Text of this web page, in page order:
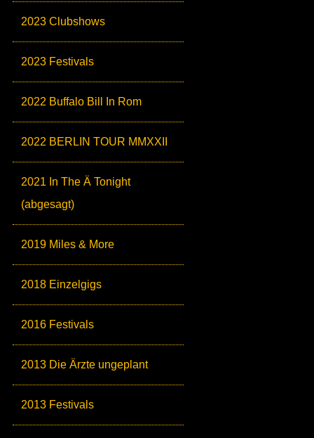
2023 Clubshows
2023 Festivals
2022 Buffalo Bill In Rom
2022 BERLIN TOUR MMXXII
2021 In The Ä Tonight
(abgesagt)
2019 Miles & More
2018 Einzelgigs
2016 Festivals
2013 Die Ärzte ungeplant
2013 Festivals